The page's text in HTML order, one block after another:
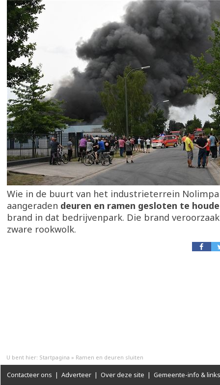
Wie in de buurt van het industrieterrein
aangeraden deuren en ramen gesloten te
brand in dat bedrijvenpark. Die brand
zware rookwolk.
U bent hier: Startpagina » Ramen en deuren sluiten
Contacteer ons | Adverteer | Over deze site | Gemeente-info & links